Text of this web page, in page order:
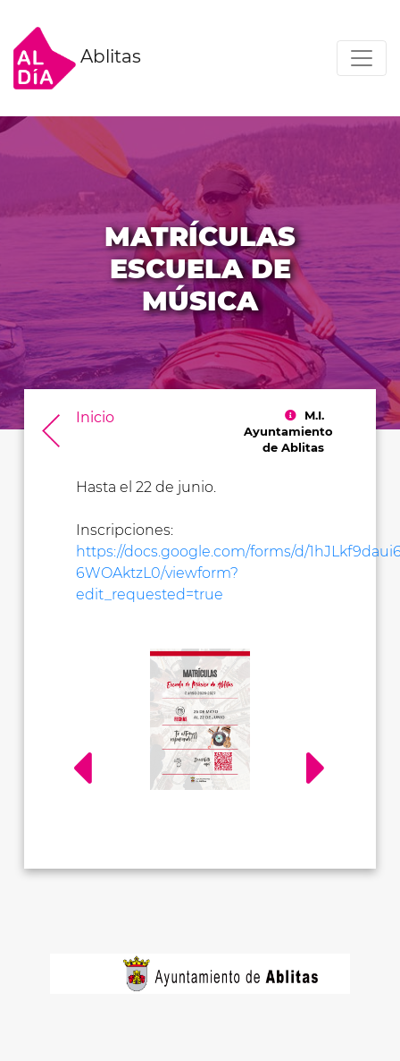
Ablitas
MATRÍCULAS
ESCUELA DE
MÚSICA
Inicio
M.I.
Ayuntamiento
de Ablitas
Hasta el 22 de junio.
Inscripciones:
https://docs.google.com/forms/d/
6WOAktzL0/viewform?
edit_requested=true